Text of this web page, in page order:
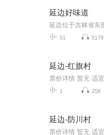
延边好味道
51 5178
延边-红旗村
1 258
延边-防川村